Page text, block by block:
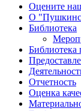
Оцените
О
Библиотека
Библиотека
Отчетность
Оценка